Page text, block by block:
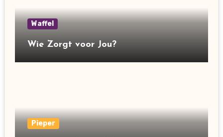
Waffel
Wie Zorgt voor Jou?
Pieper